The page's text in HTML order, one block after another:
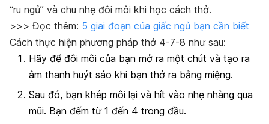
“ru ngủ” và chu nhẹ đôi môi khi học cách thở.
>>> Đọc thêm: 5 giai đoạn của giấc ngủ bạn cần biết
Cách thực hiện phương pháp thở 4-7-8 như sau:
Hãy để đôi môi của bạn mở ra một chút và tạo ra
âm thanh huýt sáo khi bạn thở ra bằng miệng.
Sau đó, bạn khép môi lại và hít vào nhẹ nhàng qua
mũi. Bạn đếm từ 1 đến 4 trong đầu.